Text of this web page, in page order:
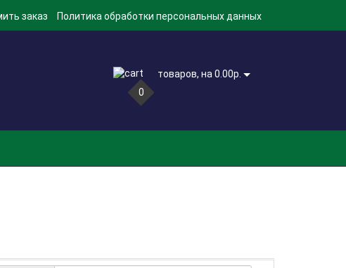
заказ Политика обработки персональных данных
0
товаров, на 0.00р.